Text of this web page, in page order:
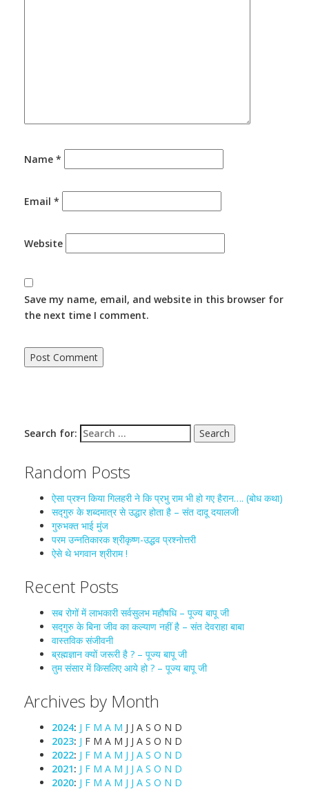
Name *
Email *
Website
Save my name, email, and website in this browser for
the next time I comment.
Search for:
Random Posts
ऐसा प्रश्न किया गिलहरी ने कि प्रभु राम भी हो गए हैरान…. (बोध कथा)
सद्गुरु के शब्दमात्र से उद्धार होता है – संत दादू दयालजी
गुरुभक्त भाई मुंज
परम उन्नतिकारक श्रीकृष्ण-उद्धव प्रश्नोत्तरी
ऐसे थे भगवान श्रीराम !
Recent Posts
सब रोगों में लाभकारी सर्वसुलभ महौषधि – पूज्य बापू जी
सद्गुरु के बिना जीव का कल्याण नहीं है – संत देवराहा बाबा
वास्तविक संजीवनी
ब्रह्मज्ञान क्यों जरूरी है ? – पूज्य बापू जी
तुम संसार में किसलिए आये हो ? – पूज्य बापू जी
Archives by Month
2024: J F M A M J J A S O N D
2023: J F M A M J J A S O N D
2022: J F M A M J J A S O N D
2021: J F M A M J J A S O N D
2020: J F M A M J J A S O N D